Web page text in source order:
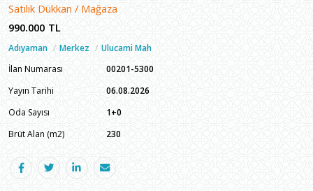
Satılık Dükkan / Mağaza
990.000 TL
Adıyaman Merkez
Ulucami Mah
İlan Numarası
00201-5300
Yayın Tarihi
06.08.2026
Oda Sayısı
1+0
Brüt Alan (m2)
230